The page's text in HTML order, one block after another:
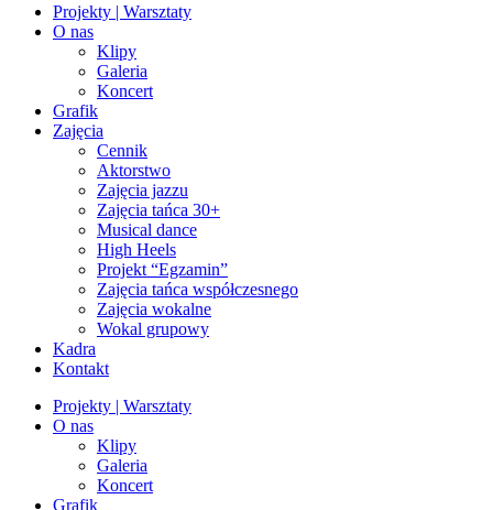
Projekty | Warsztaty
O nas
Klipy
Galeria
Koncert
Grafik
Zajęcia
Cennik
Aktorstwo
Zajęcia jazzu
Zajęcia tańca 30+
Musical dance
High Heels
Projekt “Egzamin”
Zajęcia tańca współczesnego
Zajęcia wokalne
Wokal grupowy
Kadra
Kontakt
Projekty | Warsztaty
O nas
Klipy
Galeria
Koncert
Grafik